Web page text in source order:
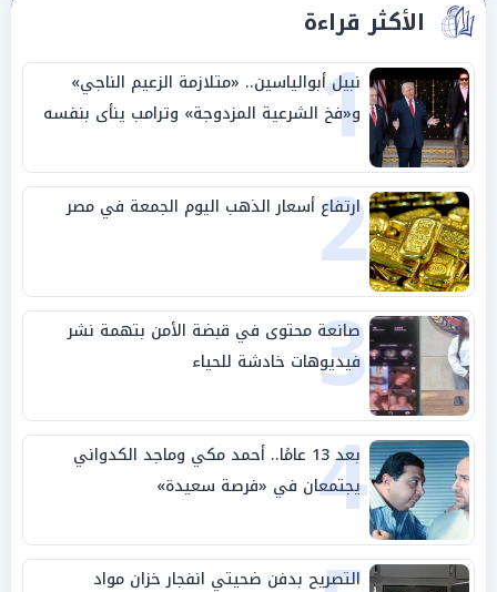
الأكثر قراءة
1
نبيل أبوالياسين.. «متلازمة الزعيم الناجي»
و«فخ الشرعية المزدوجة» وترامب ينأى بنفسه
وحليفه في «ميتم استراتيجي»
2
ارتفاع أسعار الذهب اليوم الجمعة في مصر
3
صانعة محتوى في قبضة الأمن بتهمة نشر
فيديوهات خادشة للحياء
4 بعد 13 عامًا.. أحمد مكي وماجد الكدواني
يجتمعان في «فرصة سعيدة»
التصريح بدفن ضحيتي انفجار خزان مواد